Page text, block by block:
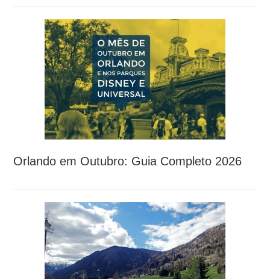
Orlando em Outubro: Guia Completo 2026